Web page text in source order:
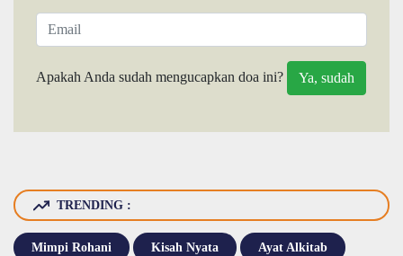
Apakah Anda sudah mengucapkan doa ini?
TRENDING :
Mimpi Rohani Kisah Nyata Ayat Alkitab